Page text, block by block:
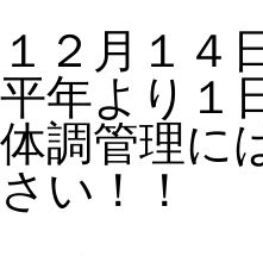
１２月１４
平年より１
体調管理に
さい！！